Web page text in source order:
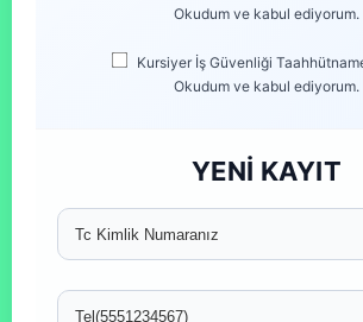
Okudum ve kabul ediyorum.
Kursiyer İş Güvenliği
Okudum ve kabul ediyorum.
YENİ KAYIT